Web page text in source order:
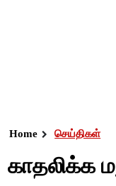
Home செய்திகள்
காதலிக்க